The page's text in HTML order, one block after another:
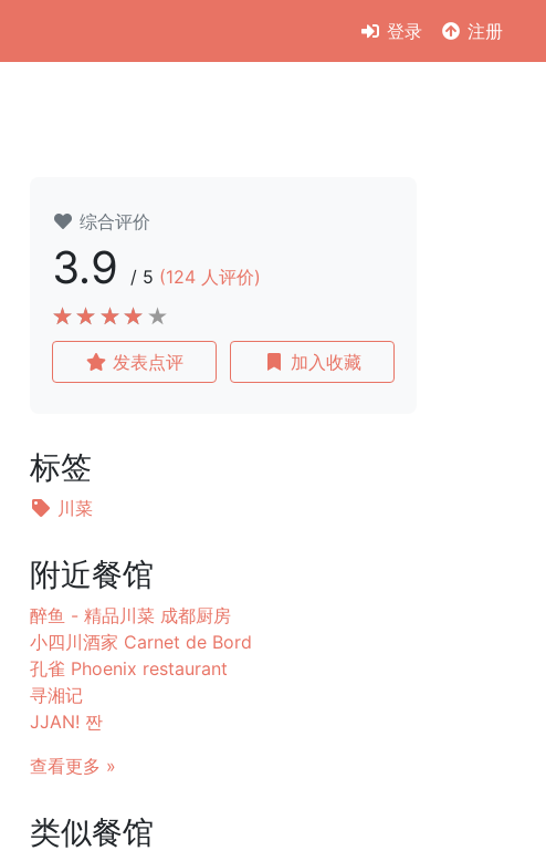
登录 注册
综合评价
3.9 / 5 (124 人评价)
发表点评 加入收藏
标签
川菜
附近餐馆
醉鱼 - 精品川菜 成都厨房
小四川酒家 Carnet de Bord
孔雀 Phoenix restaurant
寻湘记
JJAN! 짠
查看更多 »
类似餐馆